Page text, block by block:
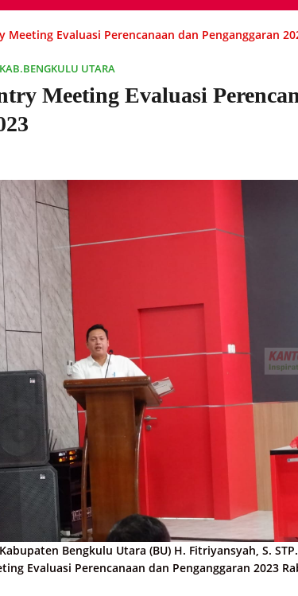
Meeting Evaluasi Perencanaan dan Penganggaran
KAB.BENGKULU UTARA
Meeting Evaluasi
Bengkulu Utara (BU) H. Fitriyansyah, S.
Evaluasi Perencanaan dan Penganggaran 2023